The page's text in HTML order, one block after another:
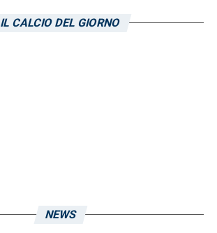
IL CALCIO DEL GIORNO
NEWS